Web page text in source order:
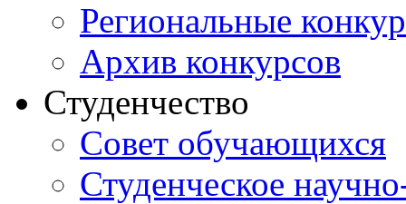
Региональные
Архив конкурсов
Студенчество
Совет обучающихся
Студенческое